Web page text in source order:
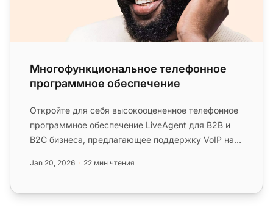
Многофункциональное телефонное
программное обеспечение
Откройте для себя высокооцененное телефонное
программное обеспечение LiveAgent для B2B и
B2C бизнеса, предлагающее поддержку VoIP на
Jan 20, 2026 22 мин чтения